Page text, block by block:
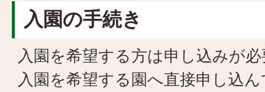
入園の手続き
入園を希望する方は申し込みが
入園を希望する園へ直接申し込